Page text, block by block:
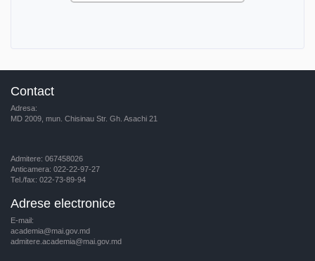
Contact
Adresa:
MD 2009, mun. Chisinau Str. Gh. Asachi 21
Admitere: 067458026
Anticamera: 022-22-97-27
Tel./fax: 022-73-89-94
Adrese electronice
E-mail:
academia@mai.gov.md
admitere.academia@mai.gov.md